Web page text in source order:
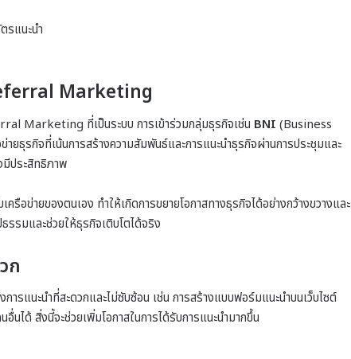
รแนะนำ
Marketing
Marketing ที่เป็นระบบ การเข้าร่วมกลุ่มธุรกิจเช่น BNI (Business
รกิจที่เน้นการสร้างความสัมพันธ์และการแนะนำธุรกิจผ่านการประชุมและ
มีประสิทธิภาพ
อข่ายของตนเอง ทำให้เกิดการขยายโอกาสทางธุรกิจได้อย่างกว้างขวางและ
มและช่วยให้ธุรกิจเติบโตได้จริง
ก
รแนะนำที่สะดวกและไม่ซับซ้อน เช่น การสร้างแบบฟอร์มแนะนำบนเว็บไซต์
ได้ สิ่งนี้จะช่วยเพิ่มโอกาสในการได้รับการแนะนำมากขึ้น